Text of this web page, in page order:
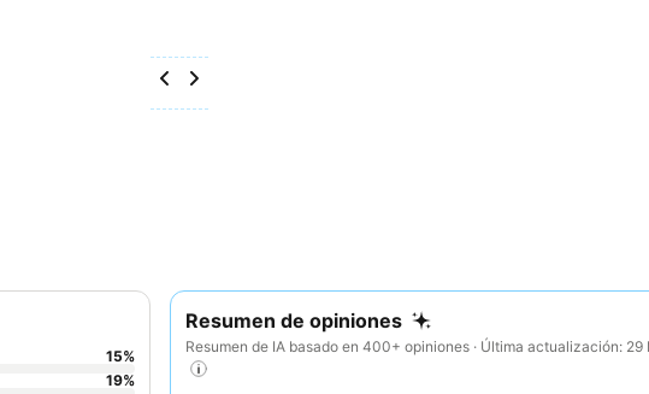
Resumen de opiniones
Resumen de IA basado en 400+ opiniones · Última actualización:
15%
19%